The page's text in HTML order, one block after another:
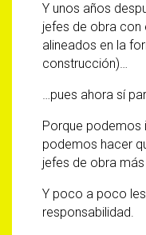
Y unos años
jefes de obra con
alineados en la
construcción)…
…pues ahora sí
Porque podemos
podemos hacer
jefes de obra
Y poco a poco
responsabilidad.